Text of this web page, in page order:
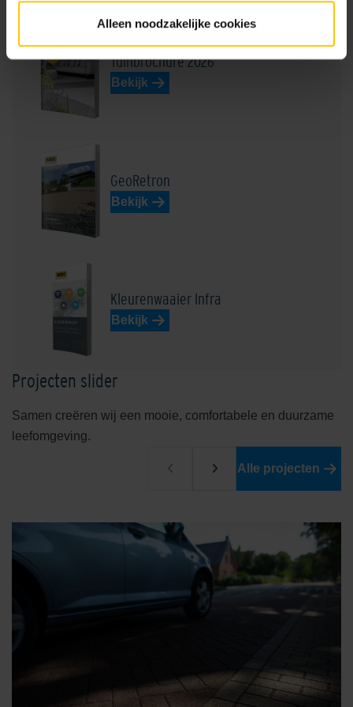
Alleen noodzakelijke cookies
Loevestein Donkerrood
Ockenburgh Herfst Nuance
Oxydgeel Oxydrood
Tuinbrochure 2026
Bekijk
GeoRetron
Bekijk
Kleurenwaaier Infra
Bekijk
Projecten slider
Samen creëren wij een mooie, comfortabele en duurzame
leefomgeving.
Alle projecten